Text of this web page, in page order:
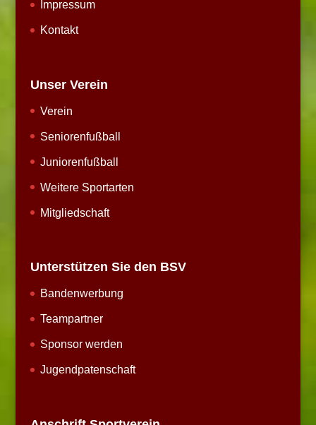
Impressum
Kontakt
Unser Verein
Verein
Seniorenfußball
Juniorenfußball
Weitere Sportarten
Mitgliedschaft
Unterstützen Sie den BSV
Bandenwerbung
Teampartner
Sponsor werden
Jugendpatenschaft